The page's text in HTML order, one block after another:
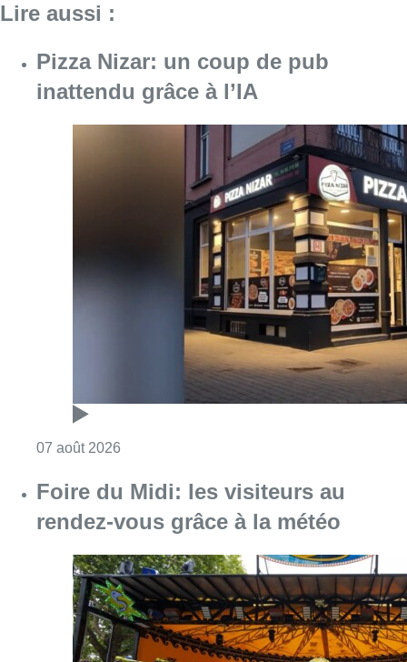
Lire aussi :
Pizza Nizar: un coup de pub
inattendu grâce à l’IA
07 août 2026
Foire du Midi: les visiteurs au
rendez-vous grâce à la météo